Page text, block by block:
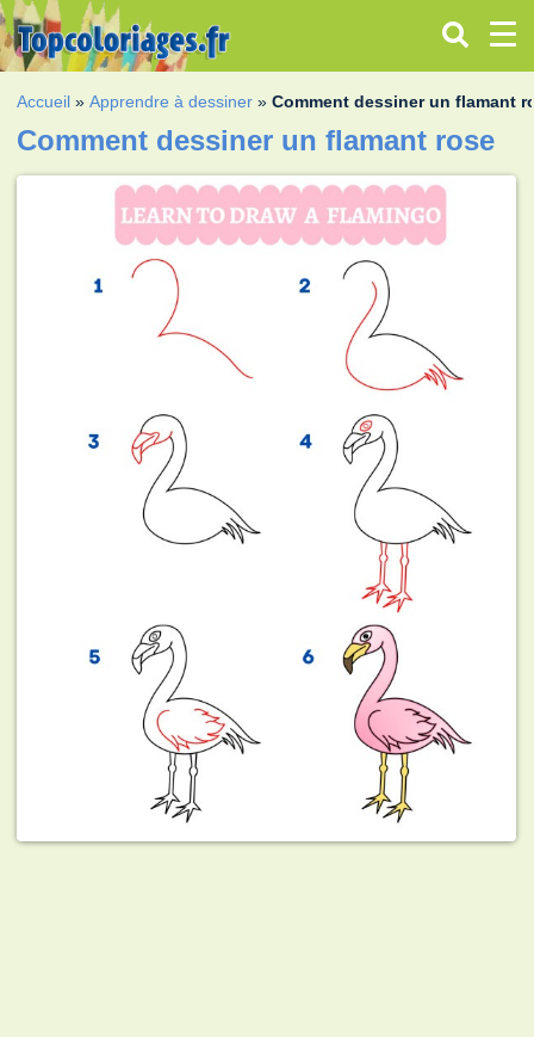
Accueil »Apprendre à dessiner »Comment dessiner un flamant
Comment dessiner un flamant rose